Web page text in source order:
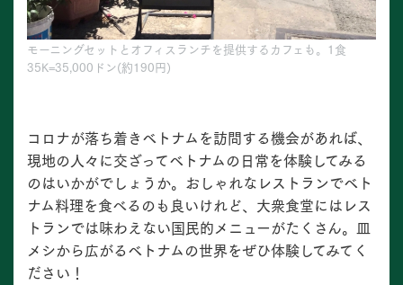
モーニングセットとオフィスランチを提供するカフェも。1食
35K=35,000ドン(約190円)
コロナが落ち着きベトナムを訪問する機会があれば、
現地の人々に交ざってベトナムの日常を体験してみる
のはいかがでしょうか。おしゃれなレストランでベト
ナム料理を食べるのも良いけれど、大衆食堂にはレス
トランでは味わえない国民的メニューがたくさん。皿
メシから広がるベトナムの世界をぜひ体験してみてく
ださい！